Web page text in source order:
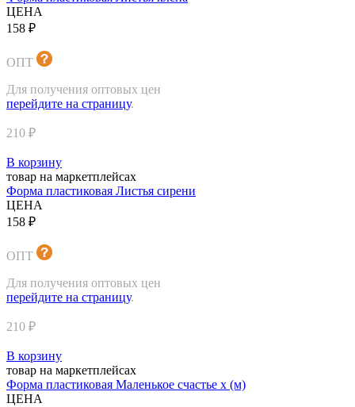
ЦЕНА
158 ₽
ОПТ
Для получения оптовых цен
перейдите на страницу.
210 ₽
В корзину
товар на маркетплейсах
Форма пластиковая Листья сирени
ЦЕНА
158 ₽
ОПТ
Для получения оптовых цен
перейдите на страницу.
210 ₽
В корзину
товар на маркетплейсах
Форма пластиковая Маленькое счастье х (м)
ЦЕНА